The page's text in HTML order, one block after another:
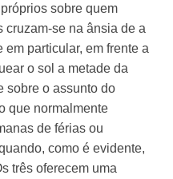
sobre quem
cruzam-se na ânsia de a
em particular, em frente a
o sol a metade da
sobre o assunto do
que normalmente
de férias ou
como é evidente,
três oferecem uma